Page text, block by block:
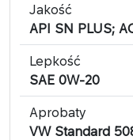
Jakość
API SN PLUS;
Lepkość
SAE 0W-20
Aprobaty
VW Standard